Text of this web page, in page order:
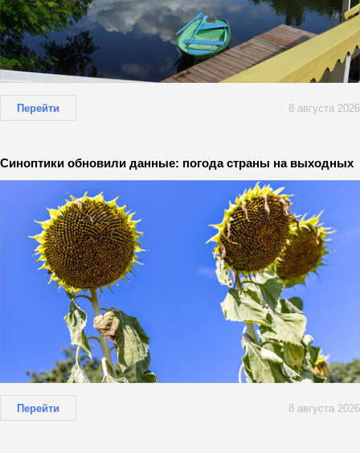
Перейти 8 августа 2026
Синоптики обновили данные: погода страны на выходных
Перейти 8 августа 2026